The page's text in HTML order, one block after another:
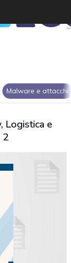
Malware e attacchi
Logistica e
2